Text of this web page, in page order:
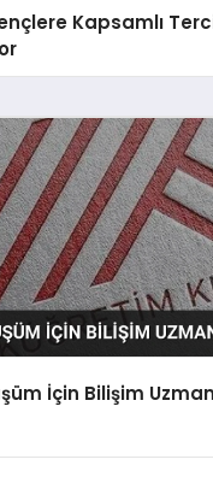
Kapsamlı
İçin Bilişim